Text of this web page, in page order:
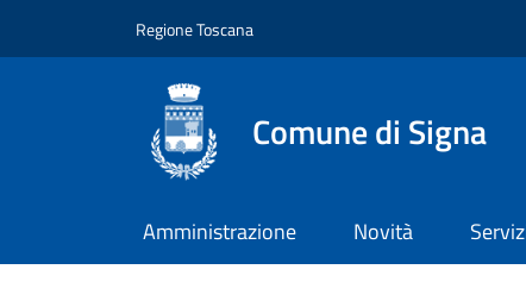
Regione Toscana
Comune di Signa
Amministrazione Novità